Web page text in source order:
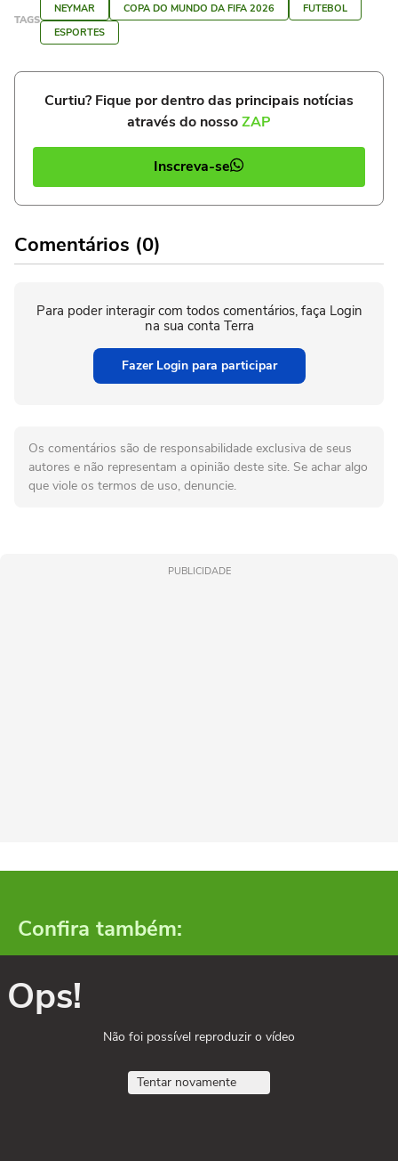
TAGS
NEYMAR COPA DO MUNDO DA FIFA 2026
FUTEBOL
ESPORTES
Curtiu? Fique por dentro das principais notícias
através do nossoZAP
Inscreva-se
Comentários (0)
Para poder interagir com todos comentários, faça Login
na sua conta Terra
Fazer Login para participar
Os comentários são de responsabilidade exclusiva de seus
autores e não representam a opinião deste site. Se achar algo
que viole os termos de uso, denuncie.
PUBLICIDADE
Confira também:
Ops!
Não foi possível reproduzir o vídeo
Tentar novamente